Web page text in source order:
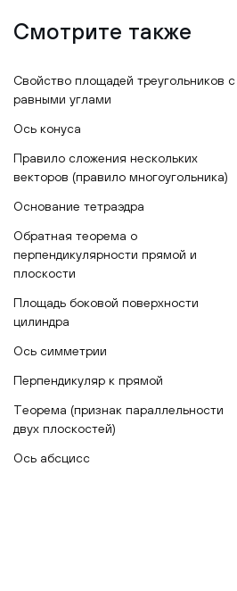
Смотрите также
Свойство площадей треугольников с
равными углами
Ось конуса
Правило сложения нескольких
векторов (правило многоугольника)
Основание тетраэдра
Обратная теорема о
перпендикулярности прямой и
плоскости
Площадь боковой поверхности
цилиндра
Ось симметрии
Перпендикуляр к прямой
Теорема (признак параллельности
двух плоскостей)
Ось абсцисс